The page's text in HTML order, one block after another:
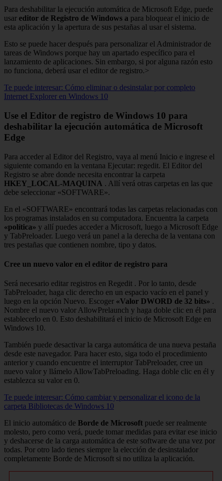
Para deshabilitar la ejecución automática de Microsoft Edge, puede
usar editor de Registro de Windows a para bloquear el inicio de
esta aplicación y la apertura de sus pestañas al usar el sistema.
Esto se puede hacer después para personalizar el Administrador de
tareas de Windows porque hay un apartado específico para el
lanzamiento de aplicaciones. Sin embargo, si por alguna razón esto
no funciona, deberá usar el editor de registro.>
Te puede interesar: Cómo eliminar o desinstalar por completo
Internet Explorer en Windows 10
Use el Editor de registro de Windows 10 para
deshabilitar la ejecución automática de Microsoft
Edge
Para acceder al Editor del Registro, vaya al menú Inicio e ingrese el
siguiente comando en la ventana Ejecutar: regedit. El Editor del
Registro se abre donde necesita encontrar la carpeta
HKEY_LOCAL-MAQUINA . Allí verá otras carpetas en las que
debe seleccionar «SOFTWARE».
En el «SOFTWARE» encontrará todas las carpetas relacionadas con
los programas instalados en su computadora. Encuentra la carpeta
«política» y allí puedes acceder a Microsoft, luego a Microsoft Edge
y TabPreloader. Luego verá un panel a la derecha de la ventana con
tres pestañas que contienen nombre, tipo y datos.
Cree un nuevo valor en el editor de registro para
Será necesario editar registros en Regedit . Por lo tanto, desde
TabPreloader, haga clic derecho en un espacio vacío en el panel y
luego en la opción Nuevo. Escoger «Valor DWORD de 32 bits» .
Nombre el nuevo valor AllowPrelaunch y haga doble clic en él para
establecerlo en 0. Esto deshabilitará el inicio de Microsoft Edge en
Windows 10.
También puede desactivar la carga automática de una nueva pestaña
desde este navegador. Para hacer esto, siga todo el procedimiento
anterior y cuando encuentre el interruptor TabPreloader, cree un
nuevo valor y llámelo AllowTabPreloading. Haga doble clic en él y
establezca su valor en 0.
Te puede interesar: Cómo cambiar y personalizar el icono de la
carpeta Bibliotecas de Windows 10
El inicio automático de Borde de Microsoft puede ser realmente
molesto, pero como verá, puede tomar medidas para evitar ese inicio
y deshacerse de la carga automática de este software de una vez por
todas. Por otro lado tienes siempre la elección de desinstalador
completamente Borde de Microsoft si no utiliza la aplicación.